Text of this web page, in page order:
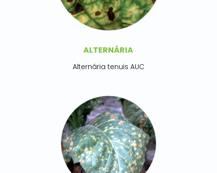
ALTERNÁRIA
Alternária tenuis AUC